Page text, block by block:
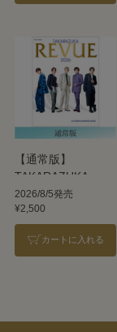
【通常版】
TAKARAZUKA
REVUE 2026
2026/8/5発売
¥2,500
カートに入れる